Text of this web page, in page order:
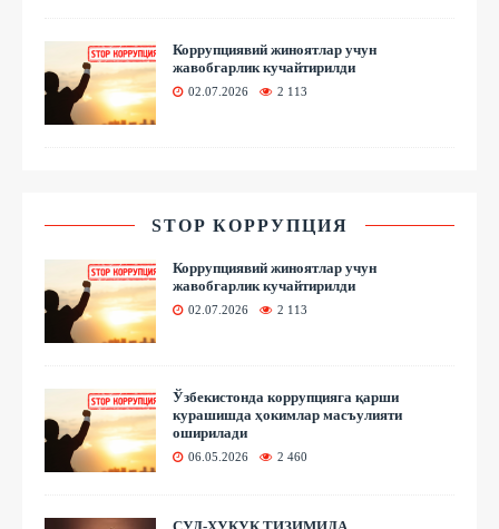
Коррупциявий жиноятлар учун
жавобгарлик кучайтирилди
02.07.2026 2 113
STOP КОРРУПЦИЯ
Коррупциявий жиноятлар учун
жавобгарлик кучайтирилди
02.07.2026 2 113
Ўзбекистонда коррупцияга қарши
курашишда ҳокимлар масъулияти
оширилади
06.05.2026 2 460